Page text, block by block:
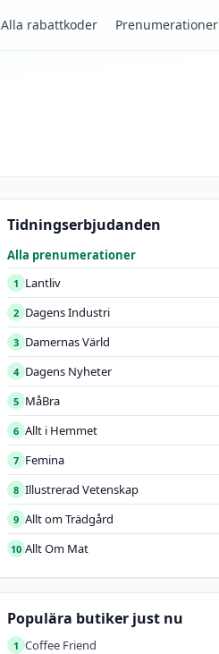
Alla rabattkoder Prenumerationer
Tidningserbjudanden
Alla prenumerationer
1 Lantliv
2 Dagens Industri
3 Damernas Värld
4 Dagens Nyheter
5 MåBra
6 Allt i Hemmet
7 Femina
8 Illustrerad Vetenskap
9 Allt om Trädgård
10 Allt Om Mat
Populära butiker just nu
1 Coffee Friend